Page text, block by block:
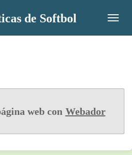
de Softbol
web con Webador